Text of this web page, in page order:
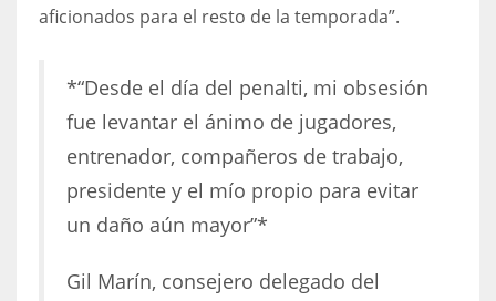
aficionados para el resto de la temporada”.
*“Desde el día del penalti, mi obsesión
fue levantar el ánimo de jugadores,
entrenador, compañeros de trabajo,
presidente y el mío propio para evitar
un daño aún mayor”*
Gil Marín, consejero delegado del